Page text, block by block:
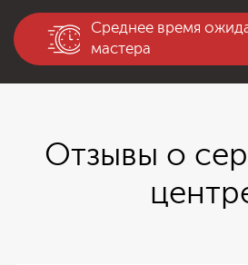
Среднее время
мастера
Отзывы о